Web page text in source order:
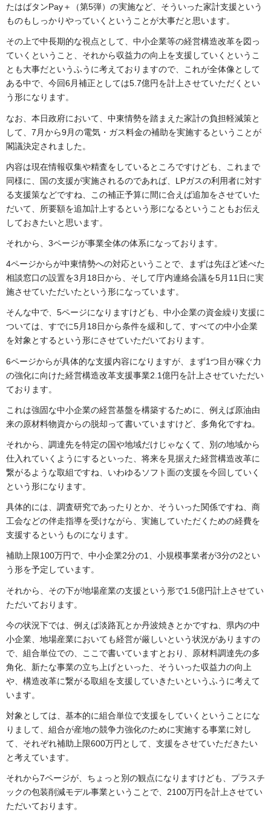
たはばタンPay＋（第5弾）の実施など、そういった家計支援という
ものもしっかりやっていくということが大事だと思います。
その上で中長期的な視点として、中小企業等の経営構造改革を図っ
ていくということ、それから収益力の向上を支援していくというこ
とも大事だというふうに考えておりますので、これが全体像として
ある中で、今回6月補正としては5.7億円を計上させていただくとい
う形になります。
なお、本日政府において、中東情勢を踏まえた家計の負担軽減策と
して、7月から9月の電気・ガス料金の補助を実施するということが
閣議決定されました。
内容は現在情報収集や精査をしているところですけども、これまで
同様に、国の支援が実施されるのであれば、LPガスの利用者に対す
る支援策などですね、この補正予算に間に合えば追加をさせていた
だいて、所要額を追加計上するという形になるということもお伝え
しておきたいと思います。
それから、3ページが事業全体の体系になっております。
4ページからが中東情勢への対応ということで、まずは先ほど述べた
相談窓口の設置を3月18日から、そして庁内連絡会議を5月11日に実
施させていただいたという形になっています。
そんな中で、5ページになりますけども、中小企業の資金繰り支援に
ついては、すでに5月18日から条件を緩和して、すべての中小企業
を対象とするという形にさせていただいております。
6ページからが具体的な支援内容になりますが、まず1つ目が稼ぐ力
の強化に向けた経営構造改革支援事業2.1億円を計上させていただい
ております。
これは強固な中小企業の経営基盤を構築するために、例えば原油由
来の原材料物資からの脱却って書いていますけど、多角化ですね。
それから、調達先を特定の国や地域だけじゃなくて、別の地域から
仕入れていくようにするといった、将来を見据えた経営構造改革に
繋がるような取組ですね、いわゆるソフト面の支援を今回していく
という形になります。
具体的には、調査研究であったりとか、そういった関係ですね、商
工会などの伴走指導を受けながら、実施していただくための経費を
支援するというものになります。
補助上限100万円で、中小企業2分の1、小規模事業者が3分の2とい
う形を予定しています。
それから、その下が地場産業の支援という形で1.5億円計上させてい
ただいております。
今の状況下では、例えば淡路瓦とか丹波焼きとかですね、県内の中
小企業、地場産業においても経営が厳しいという状況がありますの
で、組合単位での、ここで書いていますとおり、原材料調達先の多
角化、新たな事業の立ち上げといった、そういった収益力の向上
や、構造改革に繋がる取組を支援していきたいというふうに考えて
います。
対象としては、基本的に組合単位で支援をしていくということにな
りまして、組合が産地の競争力強化のために実施する事業に対し
て、それぞれ補助上限600万円として、支援をさせていただきたい
と考えています。
それから7ページが、ちょっと別の観点になりますけども、プラスチ
ックの包装削減モデル事業ということで、2100万円を計上させてい
ただいております。